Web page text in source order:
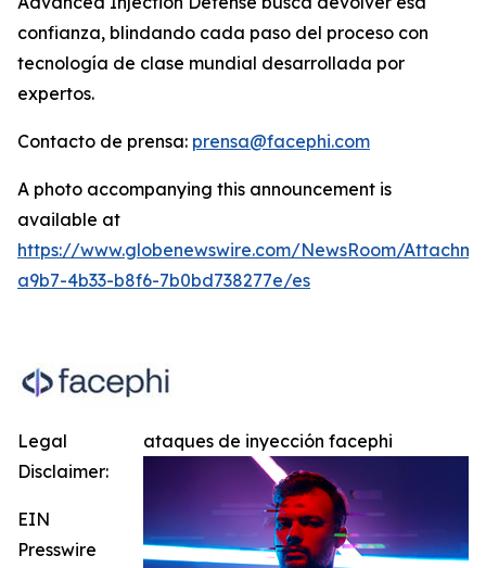
confianza, blindando cada paso del proceso con
tecnología de clase mundial desarrollada por
expertos.
Contacto de prensa: prensa@facephi.com
A photo accompanying this announcement is
available at
https://www.globenewswire.com/NewsRoom/
a9b7-4b33-b8f6-7b0bd738277e/es
ataques de inyección facephi
Legal
Disclaimer:
EIN
Presswire